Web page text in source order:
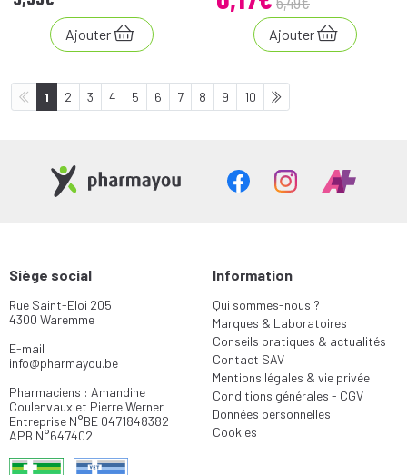
Ajouter Ajouter
1 2 3 4 5 6 7 8 9 10
Siège social
Rue Saint-Eloi 205
4300 Waremme
E-mail
info@pharmayou.be
Pharmaciens : Amandine
Coulenvaux et Pierre Werner
Entreprise N°BE 0471848382
APB N°647402
Information
Qui sommes-nous ?
Marques & Laboratoires
Conseils pratiques & actualités
Contact SAV
Mentions légales & vie privée
Conditions générales - CGV
Données personnelles
Cookies